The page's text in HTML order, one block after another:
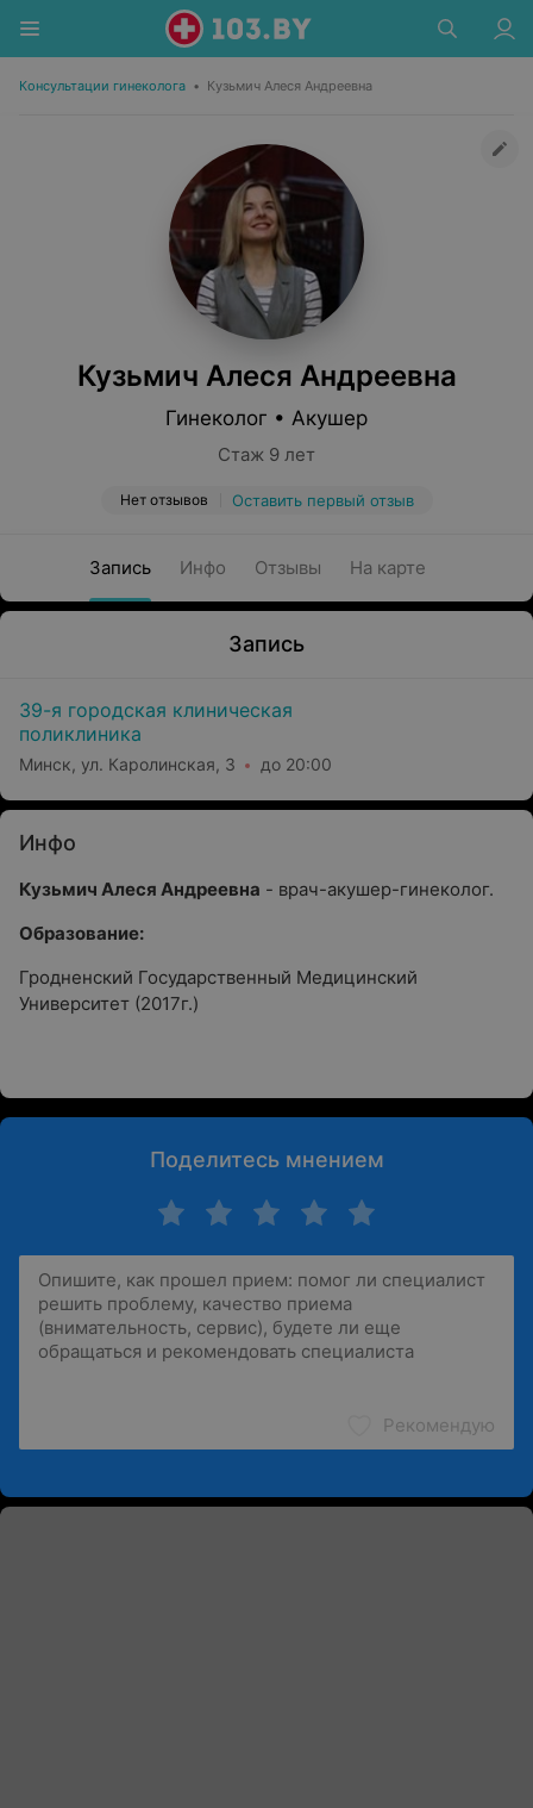
Консультации гинеколога • Кузьмич Алеся Андреевна
Кузьмич Алеся Андреевна
Гинеколог • Акушер
Стаж 9 лет
Нет отзывов Оставить первый отзыв
Запись Инфо Отзывы На карте
Запись
39-я городская клиническая
поликлиника
Минск, ул. Каролинская, 3 до 20:00
Инфо
Кузьмич Алеся Андреевна - врач-акушер-гинеколог.
Образование:
Гродненский Государственный Медицинский
Университет (2017г.)
Поделитесь мнением
Рекомендую